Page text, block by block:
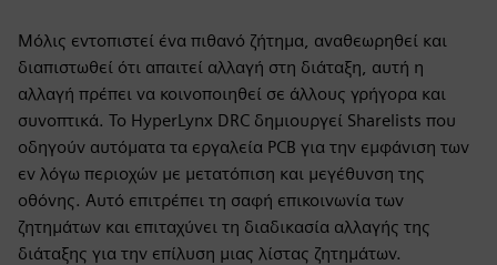
Μόλις εντοπιστεί ένα πιθανό ζήτημα, αναθεωρηθεί και
διαπιστωθεί ότι απαιτεί αλλαγή στη διάταξη, αυτή η
αλλαγή πρέπει να κοινοποιηθεί σε άλλους γρήγορα και
συνοπτικά. Το HyperLynx DRC δημιουργεί Sharelists που
οδηγούν αυτόματα τα εργαλεία PCB για την εμφάνιση των
εν λόγω περιοχών με μετατόπιση και μεγέθυνση της
οθόνης. Αυτό επιτρέπει τη σαφή επικοινωνία των
ζητημάτων και επιταχύνει τη διαδικασία αλλαγής της
διάταξης για την επίλυση μιας λίστας ζητημάτων.